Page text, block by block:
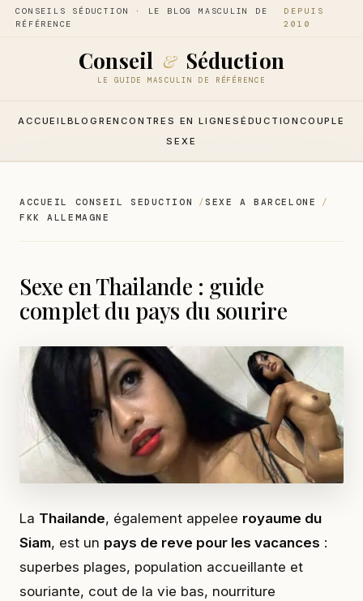
CONSEILS SÉDUCTION · LE BLOG MASCULIN DE
RÉFÉRENCE
DEPUIS
2010
Conseil & Séduction
LE GUIDE MASCULIN DE RÉFÉRENCE
ACCUEIL BLOG RENCONTRES EN LIGNE SÉDUCTIONCOUPLE
SEXE
ACCUEIL CONSEIL SEDUCTION
SEXE A BARCELONE
FKK ALLEMAGNE
Sexe en Thailande : guide
complet du pays du sourire
La Thailande, également appelee royaume du
Siam, est un pays de reve pour les vacances :
superbes plages, population accueillante et
souriante, cout de la vie bas, nourriture